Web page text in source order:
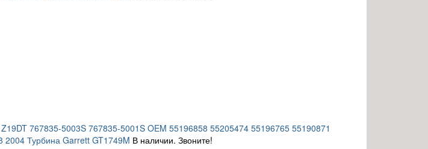
767835-5003S 767835-5001S OEM 55196858 55205474 55196765 55190871
Турбина Garrett GT1749M В наличии. Звоните!